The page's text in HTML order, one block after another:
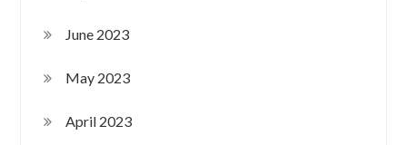
June 2023
May 2023
April 2023